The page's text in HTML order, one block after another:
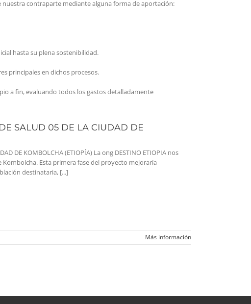
contraparte mediante alguna forma de aportación:
hasta su plena sostenibilidad.
principales en dichos procesos.
a fin, evaluando todos los gastos detalladamente
SALUD 05 DE LA CIUDAD DE
DE KOMBOLCHA (ETIOPÍA) La ong DESTINO ETIOPIA nos
Esta primera fase del proyecto mejoraría
destinataria, [...]
Más información